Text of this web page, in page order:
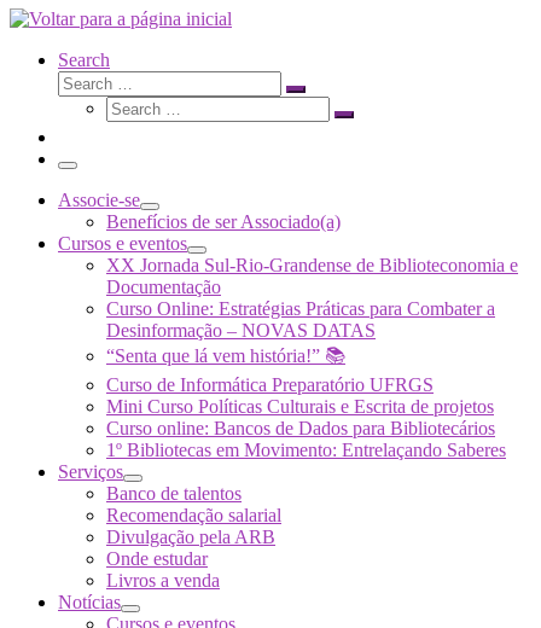
Search
Search
Search
Search
Search
Menu
Associe-se
Benefícios de ser Associado(a)
Cursos e eventos
XX Jornada Sul-Rio-Grandense de Biblioteconomia e
Documentação
Curso Online: Estratégias Práticas para Combater a
Desinformação – NOVAS DATAS
“Senta que lá vem história!” 📚
Curso de Informática Preparatório UFRGS
Mini Curso Políticas Culturais e Escrita de projetos
Curso online: Bancos de Dados para Bibliotecários
1º Bibliotecas em Movimento: Entrelaçando Saberes
Serviços
Banco de talentos
Recomendação salarial
Divulgação pela ARB
Onde estudar
Livros a venda
Notícias